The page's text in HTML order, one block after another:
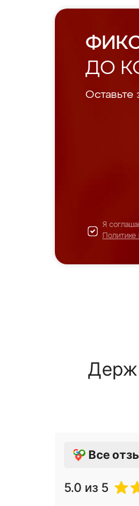
ДО
Оставьте
Я
Все
5.0 из 5